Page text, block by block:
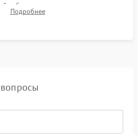
таблетки, температуры напитка и
Контроль отсутствия посторонних
Подробнее